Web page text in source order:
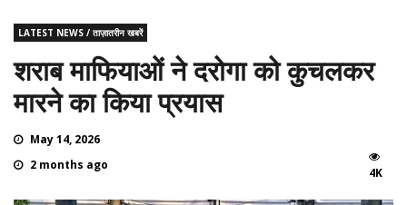
LATEST NEWS / ताज़ातरीन खबरें
शराब माफियाओं ने दरोगा को कुचलकर
मारने का किया प्रयास
May 14, 2026
2 months ago
4K